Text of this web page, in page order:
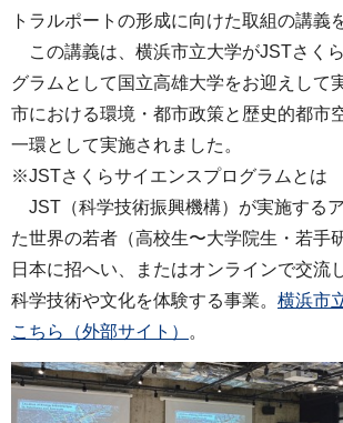
トラルポートの形成に向けた取組の講義
この講義は、横浜市立大学がJSTさく
グラムとして国立高雄大学をお迎えして
市における環境・都市政策と歴史的都市
一環として実施されました。
※JSTさくらサイエンスプログラムとは
JST（科学技術振興機構）が実施する
た世界の若者（高校生〜大学院生・若手
日本に招へい、またはオンラインで交流
科学技術や文化を体験する事業。 横浜市
こちら（外部サイト）
。